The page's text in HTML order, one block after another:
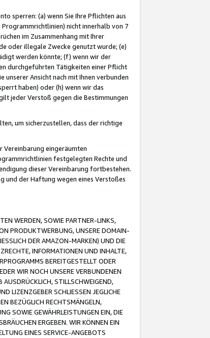
sperren: (a) wenn Sie Ihre Pflichten aus
nicht innerhalb von 7
im Zusammenhang mit Ihrer
oder illegale Zwecke genutzt wurde; (e)
werden könnte; (f) wenn wir der
durchgeführten Tätigkeiten einer Pflicht
Ansicht nach mit Ihnen verbunden
haben) oder (h) wenn wir das
jeder Verstoß gegen die Bestimmungen
um sicherzustellen, dass der richtige
Vereinbarung eingeräumten
festgelegten Rechte und
dieser Vereinbarung fortbestehen.
und der Haftung wegen eines Verstoßes
WERDEN, SOWIE PARTNER-LINKS,
PRODUKTWERBUNG, UNSERE DOMAIN-
DER AMAZON-MARKEN) UND DIE
INFORMATIONEN UND INHALTE,
BEREITGESTELLT ODER
WIR NOCH UNSERE VERBUNDENEN
AUSDRÜCKLICH, STILLSCHWEIGEND,
LIZENZGEBER SCHLIESSEN JEGLICHE
BEZÜGLICH RECHTSMÄNGELN,
SOWIE GEWÄHRLEISTUNGEN EIN, DIE
ERGEBEN. WIR KÖNNEN EIN
EINES SERVICE-ANGEBOTS